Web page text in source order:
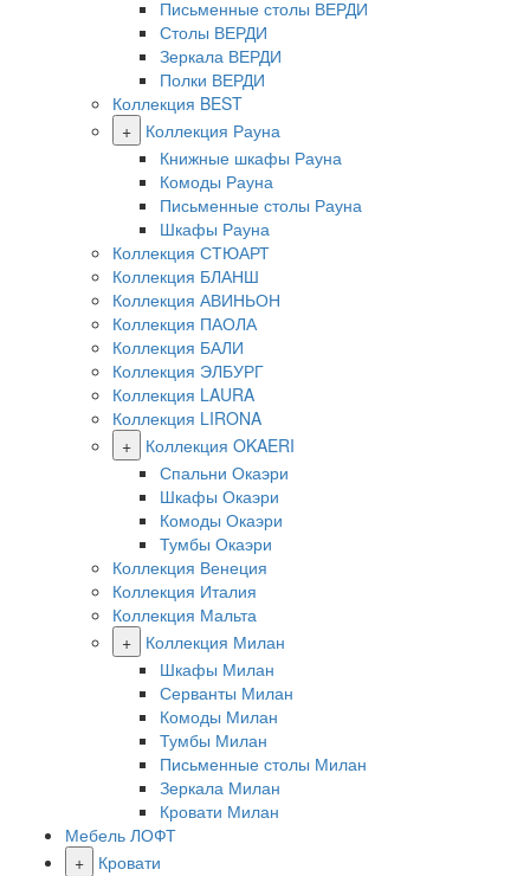
Письменные столы ВЕРДИ
Столы ВЕРДИ
Зеркала ВЕРДИ
Полки ВЕРДИ
Коллекция BEST
+
Коллекция Рауна
Книжные шкафы Рауна
Комоды Рауна
Письменные столы Рауна
Шкафы Рауна
Коллекция СТЮАРТ
Коллекция БЛАНШ
Коллекция АВИНЬОН
Коллекция ПАОЛА
Коллекция БАЛИ
Коллекция ЭЛБУРГ
Коллекция LAURA
Коллекция LIRONA
+
Коллекция OKAERI
Спальни Окаэри
Шкафы Окаэри
Комоды Окаэри
Тумбы Окаэри
Коллекция Венеция
Коллекция Италия
Коллекция Мальта
+
Коллекция Милан
Шкафы Милан
Серванты Милан
Комоды Милан
Тумбы Милан
Письменные столы Милан
Зеркала Милан
Кровати Милан
Мебель ЛОФТ
+
Кровати